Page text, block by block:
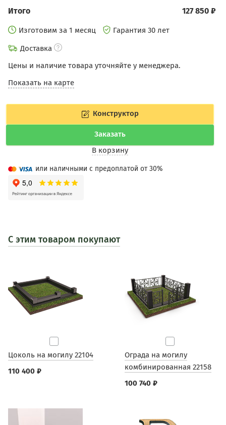
127 850 ₽
Итого
Изготовим за 1 месяц
Гарантия 30 лет
Доставка
Цены и наличие товара уточняйте у менеджера.
Показать на карте
Конструктор
Заказать
В корзину
или наличными с предоплатой от 30%
С этим товаром покупают
Цоколь на могилу 22104
110 400 ₽
Ограда на могилу
комбинированная 22158
100 740 ₽